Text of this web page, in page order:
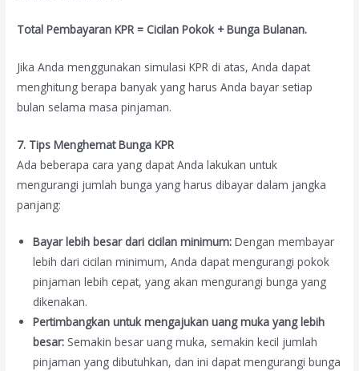
Total Pembayaran KPR = Cicilan Pokok + Bunga Bulanan.
Jika Anda menggunakan simulasi KPR di atas, Anda dapat
menghitung berapa banyak yang harus Anda bayar setiap
bulan selama masa pinjaman.
7. Tips Menghemat Bunga KPR
Ada beberapa cara yang dapat Anda lakukan untuk
mengurangi jumlah bunga yang harus dibayar dalam jangka
panjang:
Bayar lebih besar dari cicilan minimum: Dengan membayar
lebih dari cicilan minimum, Anda dapat mengurangi pokok
pinjaman lebih cepat, yang akan mengurangi bunga yang
dikenakan.
Pertimbangkan untuk mengajukan uang muka yang lebih
besar: Semakin besar uang muka, semakin kecil jumlah
pinjaman yang dibutuhkan, dan ini dapat mengurangi bunga